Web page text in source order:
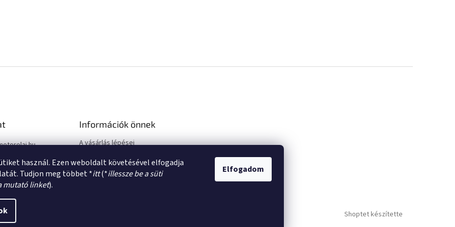
használ. Ezen weboldalt követésével elfogadja
Tudjon meg többet *itt(*illessze be a süti
mutató linket).
Elfogadom
Információk önnek
A vásárlás lépései
Adatkezelési tájékoztató
Shoptet készítette